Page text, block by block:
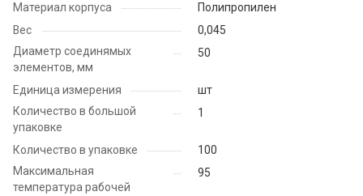
Материал корпуса
Полипропилен
Вес
0,045
Диаметр соединямых
элементов, мм
50
Единица измерения
шт
Количество в большой
упаковке
1
Количество в упаковке
100
Максимальная
температура рабочей
95